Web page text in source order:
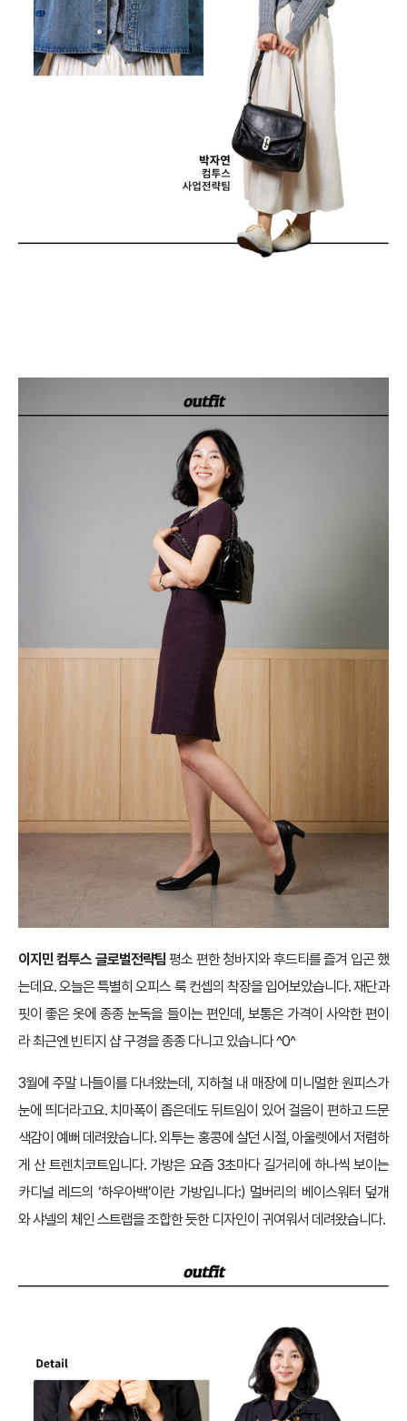
이지민 컴투스 글로벌전략팀 평소 편한 청바지와 후드티를 즐겨 입곤 했
는데요. 오늘은 특별히 오피스 룩 컨셉의 착장을 입어보았습니다. 재단과
핏이 좋은 옷에 종종 눈독을 들이는 편인데, 보통은 가격이 사악한 편이
라 최근엔 빈티지 샵 구경을 종종 다니고 있습니다 ^0^
3월에 주말 나들이를 다녀왔는데, 지하철 내 매장에 미니멀한 원피스가
눈에 띄더라고요. 치마폭이 좁은데도 뒤트임이 있어 걸음이 편하고 드문
색감이 예뻐 데려왔습니다. 외투는 홍콩에 살던 시절, 아울렛에서 저렴하
게 산 트렌치코트입니다. 가방은 요즘 3초마다 길거리에 하나씩 보이는
카디널 레드의 ‘하우아백’이란 가방입니다:) 멀버리의 베이스워터 덮개
와 샤넬의 체인 스트랩을 조합한 듯한 디자인이 귀여워서 데려왔습니다.